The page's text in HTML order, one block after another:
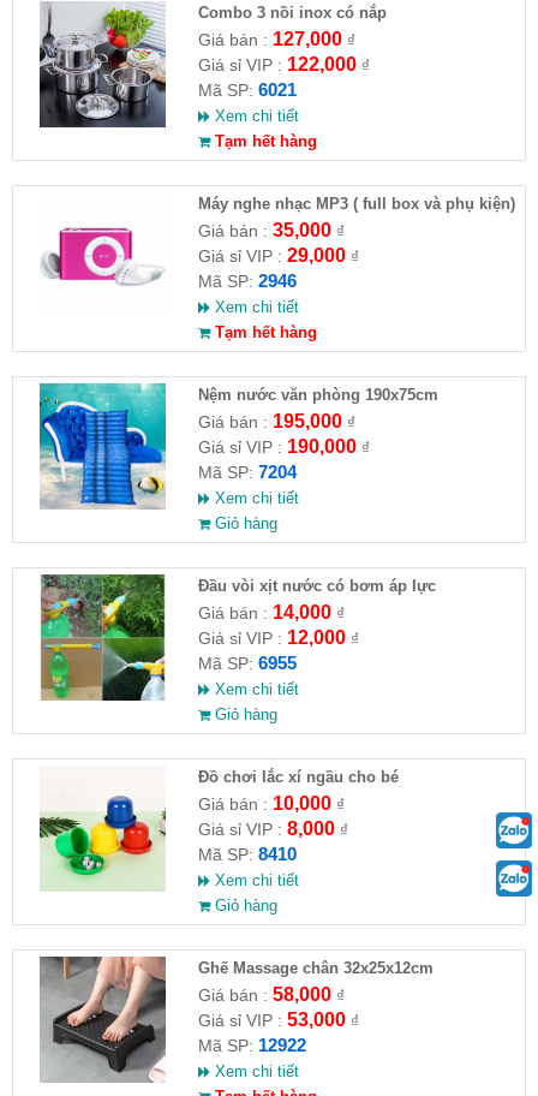
Combo 3 nồi inox có nắp
Giá bán : 127,000₫
Giá sỉ VIP : 122,000₫
Mã SP: 6021
Xem chi tiết
Tạm hết hàng
Máy nghe nhạc MP3 ( full box và phụ kiện)
Giá bán : 35,000₫
Giá sỉ VIP : 29,000₫
Mã SP: 2946
Xem chi tiết
Tạm hết hàng
Nệm nước văn phòng 190x75cm
Giá bán : 195,000₫
Giá sỉ VIP : 190,000₫
Mã SP: 7204
Xem chi tiết
Giỏ hàng
Đầu vòi xịt nước có bơm áp lực
Giá bán : 14,000₫
Giá sỉ VIP : 12,000₫
Mã SP: 6955
Xem chi tiết
Giỏ hàng
Đồ chơi lắc xí ngầu cho bé
Giá bán : 10,000₫
Giá sỉ VIP : 8,000₫
Mã SP: 8410
Xem chi tiết
Giỏ hàng
Ghế Massage chân 32x25x12cm
Giá bán : 58,000₫
Giá sỉ VIP : 53,000₫
Mã SP: 12922
Xem chi tiết